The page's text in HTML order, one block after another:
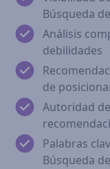
Búsqueda
Análisis
debilidades
de
Autoridad
Palabras
Búsqueda